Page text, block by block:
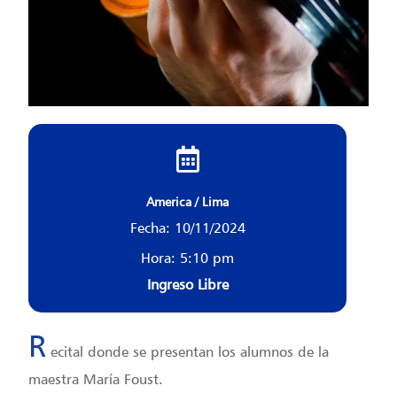
America / Lima
Fecha: 10/11/2024
Hora: 5:10 pm
Ingreso Libre
R ecital donde se presentan los alumnos de la
maestra María Foust.